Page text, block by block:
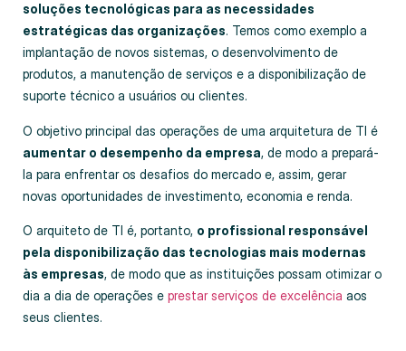
soluções tecnológicas para as necessidades
estratégicas das organizações. Temos como exemplo a
implantação de novos sistemas, o desenvolvimento de
produtos, a manutenção de serviços e a disponibilização de
suporte técnico a usuários ou clientes.
O objetivo principal das operações de uma arquitetura de TI é
aumentar o desempenho da empresa, de modo a prepará-
la para enfrentar os desafios do mercado e, assim, gerar
novas oportunidades de investimento, economia e renda.
O arquiteto de TI é, portanto, o profissional responsável
pela disponibilização das tecnologias mais modernas
às empresas, de modo que as instituições possam otimizar o
dia a dia de operações e prestar serviços de excelência aos
seus clientes.